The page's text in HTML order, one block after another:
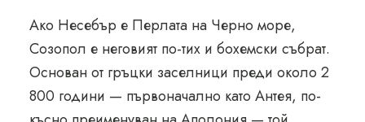
Ако Несебър е Перлата на Черно море,
Созопол е неговият по-тих и бохемски събрат.
Основан от гръцки заселници преди около 2
800 години — първоначално като Антея, по-